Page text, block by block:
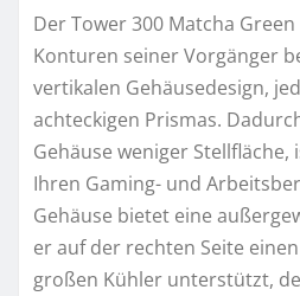
Der Tower 300 Matcha
Konturen seiner Vorgänger
vertikalen Gehäusedesign,
achteckigen Prismas.
Gehäuse weniger
Ihren Gaming- und
Gehäuse bietet eine
er auf der rechten Seite
großen Kühler unterstützt,